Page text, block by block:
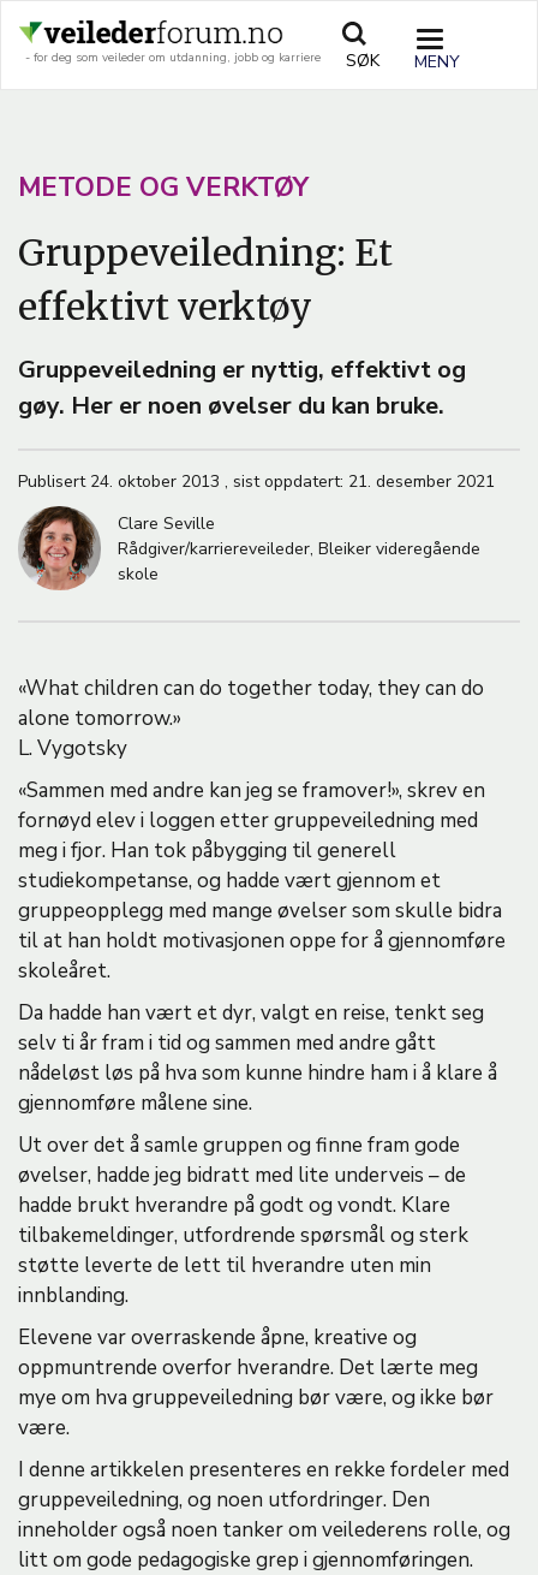
hovedinnhold
- for deg som veileder om utdanning, jobb og karriere SØK
A
T
I
L
E
M
A
METODE OG VERKTØY
Gruppeveiledning: Et
effektivt verktøy
Gruppeveiledning er nyttig, effektivt og
gøy. Her er noen øvelser du kan bruke.
Publisert 24. oktober 2013 , sist oppdatert: 21. desember 2021
Clare Seville
Rådgiver/karriereveileder, Bleiker videregående
skole
«What children can do together today, they can do
alone tomorrow.»
L. Vygotsky
«Sammen med andre kan jeg se framover!», skrev en
fornøyd elev i loggen etter gruppeveiledning med
meg i fjor. Han tok påbygging til generell
studiekompetanse, og hadde vært gjennom et
gruppeopplegg med mange øvelser som skulle bidra
til at han holdt motivasjonen oppe for å gjennomføre
skoleåret.
Da hadde han vært et dyr, valgt en reise, tenkt seg
selv ti år fram i tid og sammen med andre gått
nådeløst løs på hva som kunne hindre ham i å klare å
gjennomføre målene sine.
Ut over det å samle gruppen og finne fram gode
øvelser, hadde jeg bidratt med lite underveis – de
hadde brukt hverandre på godt og vondt. Klare
tilbakemeldinger, utfordrende spørsmål og sterk
støtte leverte de lett til hverandre uten min
innblanding.
Elevene var overraskende åpne, kreative og
oppmuntrende overfor hverandre. Det lærte meg
mye om hva gruppeveiledning bør være, og ikke bør
være.
I denne artikkelen presenteres en rekke fordeler med
gruppeveiledning, og noen utfordringer. Den
inneholder også noen tanker om veilederens rolle, og
litt om gode pedagogiske grep i gjennomføringen.